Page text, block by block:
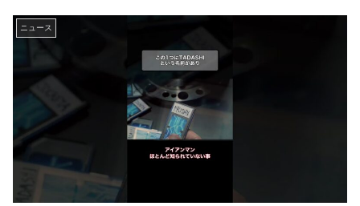
ニュース